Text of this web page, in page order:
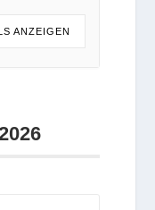
ANZEI­GEN